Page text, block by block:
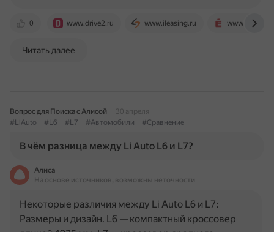
0 www.drive2.ru www.ileasing.ru www.kolesa.ru
Читать далее
Вопрос для Поиска с Алисой
30 апреля
#LiAuto
#L6 #L7 #Автомобили #Сравнение
В чём разница между Li Auto L6 и L7?
Алиса
На основе источников, возможны неточности
Некоторые различия между Li Auto L6 и L7:
Размеры и дизайн. L6 — компактный кроссовер